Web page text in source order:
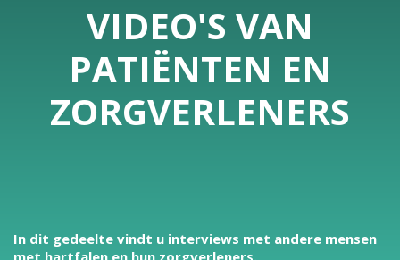
VIDEO'S VAN
PATIËNTEN EN
ZORGVERLENERS
In dit gedeelte vindt u interviews met andere mensen